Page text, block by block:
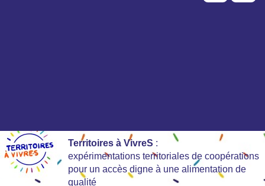
Territoires à VivreS :
expérimentations territoriales de coopérations
pour un accès digne à une alimentation de
qualité